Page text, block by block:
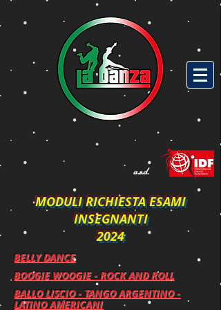
a.s.d.
MODULI RICHIESTA ESAMI
INSEGNANTI
2024
BELLY DANCE
BOOGIE WOOGIE - ROCK AND ROLL
BALLO LISCIO - TANGO ARGENTINO -
LATINO AMERICANI